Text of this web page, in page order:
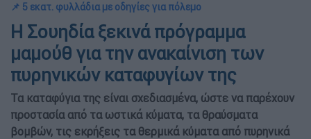
📌 5 εκατ. φυλλάδια με οδηγίες για πόλεμο
Η Σουηδία ξεκινά πρόγραμμα
μαμούθ για την ανακαίνιση των
πυρηνικών καταφυγίων της
Τα καταφύγια της είναι σχεδιασμένα, ώστε να παρέχουν
προστασία από τα ωστικά κύματα, τα θραύσματα
βομβών, τις εκρήξεις τα θερμικά κύματα από πυρηνικά